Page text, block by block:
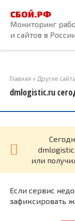
контенту
СБОЙ.РФ
Мониторинг
и сайтов в
Главная » Другие
dmlogistic.ru
или
Если сервис
зафиксировать